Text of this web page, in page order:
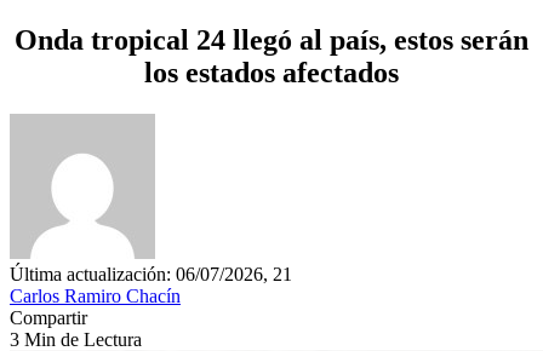
Onda tropical 24 llegó al país, estos serán
los estados afectados
Última actualización: 06/07/2026, 21
Carlos Ramiro Chacín
Compartir
3 Min de Lectura